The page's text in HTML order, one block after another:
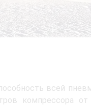
всей
компрессора